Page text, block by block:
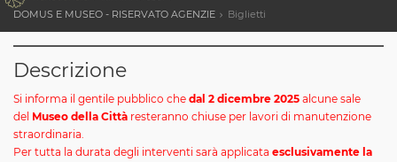
DOMUS E MUSEO - RISERVATO AGENZIE
Biglietti
Descrizione
Si informa il gentile pubblico che dal 2 dicembre 2025 alcune sale
del Museo della Città resteranno chiuse per lavori di manutenzione
straordinaria.
Per tutta la durata degli interventi sarà applicata esclusivamente la